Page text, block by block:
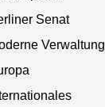
Senat
Verwaltung